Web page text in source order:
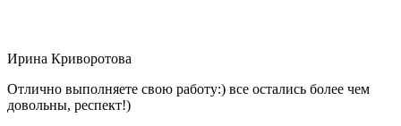
Ирина Криворотова
Отлично выполняете свою работу:) все остались более чем
довольны, респект!)